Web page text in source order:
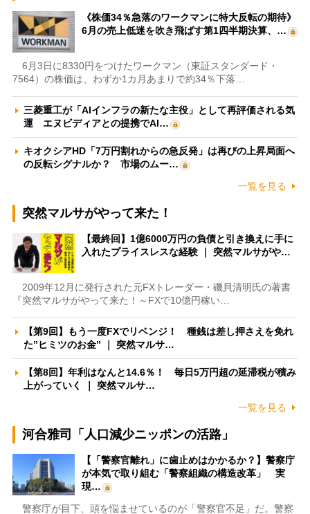
《株価34％急落のワークマンに特大反転の期待》
6月の売上低迷を吹き飛ばす第1四半期決算、…
6月3日に8330円をつけたワークマン（東証スタンダード・
7564）の株価は、わずか1カ月あまりで約34％下落…
三菱重工が「AIインフラの新たな主役」として再評価される気
運 エヌビディアとの提携でAI…
キオクシアHD「7万円割れからの急反発」は再びの上昇局面へ
の反転シグナルか？ 市場のムー…
一覧を見る
突然マルサがやって来た！
【最終回】1億6000万円の負債と引き換えに手に
入れたプライスレスな経験 ｜ 突然マルサがや…
2009年12月に発行された元FXトレーダー・磯貝清明氏の著書
『突然マルサがやって来た！～FXで10億円稼い…
【第9回】もう一度FXでリベンジ！ 種銭は差し押さえを免れ
た”ヒミツのお金” ｜ 突然マルサ…
【第8回】年利はなんと14.6％！ 毎日5万円超の延滞税が積み
上がっていく ｜ 突然マルサ…
一覧を見る
河合雅司「人口減少ニッポンの活路」
【「警察官離れ」に歯止めはかかるか？】警察庁
が本気で取り組む「警察組織の構造改革」 実
現…
警察庁が目下、頭を悩ませているのが「警察官不足」だ。警察